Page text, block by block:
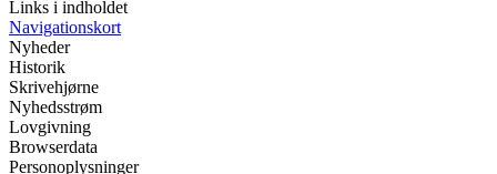
Links i indholdet
Navigationskort
Nyheder
Historik
Skrivehjørne
Nyhedsstrøm
Lovgivning
Browserdata
Personoplysninger